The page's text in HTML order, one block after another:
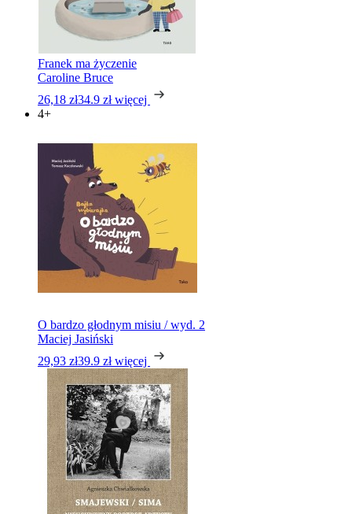
Franek ma życzenie
Caroline Bruce
26,18 zł34.9 zł więcej
4+
O bardzo głodnym misiu / wyd. 2
Maciej Jasiński
29,93 zł39.9 zł więcej